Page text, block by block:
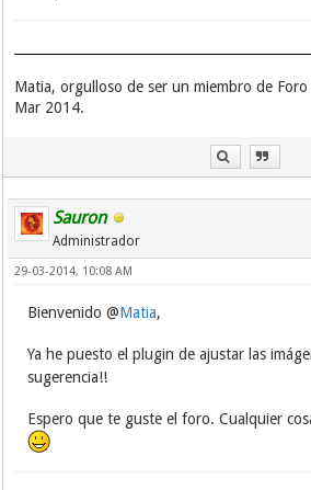
Matia, orgulloso de ser un miembro de Foro
Mar 2014.
Sauron
Administrador
29-03-2014, 10:08 AM
Bienvenido @Matia,
Ya he puesto el plugin de ajustar las
sugerencia!!
Espero que te guste el foro. Cualquier